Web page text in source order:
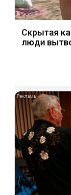
Скрытая
люди